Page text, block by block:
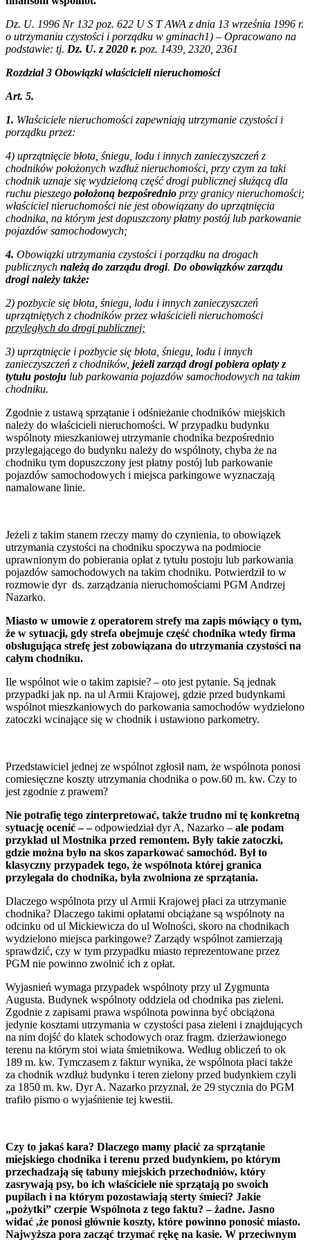
Dz. U. 1996 Nr 132 poz. 622 U S T AWA z dnia 13 września 1996 r.
o utrzymaniu czystości i porządku w gminach1) – Opracowano na
podstawie: tj. Dz. U. z 2020 r. poz. 1439, 2320, 2361
Rozdział 3 Obowiązki właścicieli nieruchomości
Art. 5.
1. Właściciele nieruchomości zapewniają utrzymanie czystości i
porządku przez:
4) uprzątnięcie błota, śniegu, lodu i innych zanieczyszczeń z
chodników położonych wzdłuż nieruchomości, przy czym za taki
chodnik uznaje się wydzieloną część drogi publicznej służącą dla
ruchu pieszego położoną bezpośrednio przy granicy nieruchomości;
właściciel nieruchomości nie jest obowiązany do uprzątnięcia
chodnika, na którym jest dopuszczony płatny postój lub parkowanie
pojazdów samochodowych;
4. Obowiązki utrzymania czystości i porządku na drogach
publicznych należą do zarządu drogi. Do obowiązków zarządu
drogi należy także:
2) pozbycie się błota, śniegu, lodu i innych zanieczyszczeń
uprzątniętych z chodników przez właścicieli nieruchomości
przyległych do drogi publicznej;
3) uprzątnięcie i pozbycie się błota, śniegu, lodu i innych
zanieczyszczeń z chodników, jeżeli zarząd drogi pobiera opłaty z
tytułu postoju lub parkowania pojazdów samochodowych na takim
chodniku.
Zgodnie z ustawą sprzątanie i odśnieżanie chodników miejskich
należy do właścicieli nieruchomości. W przypadku budynku
wspólnoty mieszkaniowej utrzymanie chodnika bezpośrednio
przylegającego do budynku należy do wspólnoty, chyba że na
chodniku tym dopuszczony jest płatny postój lub parkowanie
pojazdów samochodowych i miejsca parkingowe wyznaczają
namalowane linie.
Jeżeli z takim stanem rzeczy mamy do czynienia, to obowiązek
utrzymania czystości na chodniku spoczywa na podmiocie
uprawnionym do pobierania opłat z tytułu postoju lub parkowania
pojazdów samochodowych na takim chodniku. Potwierdził to w
rozmowie dyr ds. zarządzania nieruchomościami PGM Andrzej
Nazarko.
Miasto w umowie z operatorem strefy ma zapis mówiący o tym,
że w sytuacji, gdy strefa obejmuje część chodnika wtedy firma
obsługująca strefę jest zobowiązana do utrzymania czystości na
całym chodniku.
Ile wspólnot wie o takim zapisie? – oto jest pytanie. Są jednak
przypadki jak np. na ul Armii Krajowej, gdzie przed budynkami
wspólnot mieszkaniowych do parkowania samochodów wydzielono
zatoczki wcinające się w chodnik i ustawiono parkometry.
Przedstawiciel jednej ze wspólnot zgłosił nam, że wspólnota ponosi
comiesięczne koszty utrzymania chodnika o pow.60 m. kw. Czy to
jest zgodnie z prawem?
Nie potrafię tego zinterpretować, także trudno mi tę konkretną
sytuację ocenić – –odpowiedział dyr A, Nazarko – ale podam
przykład ul Mostnika przed remontem. Były takie zatoczki,
gdzie można było na skos zaparkować samochód. Był to
klasyczny przypadek tego, że wspólnota której granica
przylegała do chodnika, była zwolniona ze sprzątania.
Dlaczego wspólnota przy ul Armii Krajowej płaci za utrzymanie
chodnika? Dlaczego takimi opłatami obciążane są wspólnoty na
odcinku od ul Mickiewicza do ul Wolności, skoro na chodnikach
wydzielono miejsca parkingowe? Zarządy wspólnot zamierzają
sprawdzić, czy w tym przypadku miasto reprezentowane przez
PGM nie powinno zwolnić ich z opłat.
Wyjasnień wymaga przypadek wspólnoty przy ul Zygmunta
Augusta. Budynek wspólnoty oddziela od chodnika pas zieleni.
Zgodnie z zapisami prawa wspólnota powinna być obciążona
jedynie kosztami utrzymania w czystości pasa zieleni i znajdujących
na nim dojść do klatek schodowych oraz fragm. dzierżawionego
terenu na którym stoi wiata śmietnikowa. Według obliczeń to ok
189 m. kw. Tymczasem z faktur wynika, że wspólnota płaci także
za chodnik wzdłuż budynku i teren zielony przed budynkiem czyli
za 1850 m. kw. Dyr A. Nazarko przyznał, że 29 stycznia do PGM
trafiło pismo o wyjaśnienie tej kwestii.
Czy to jakaś kara? Dlaczego mamy płacić za sprzątanie
miejskiego chodnika i terenu przed budynkiem, po którym
przechadzają się tabuny miejskich przechodniów, który
zasrywają psy, bo ich właściciele nie sprzątają po swoich
pupilach i na którym pozostawiają sterty śmieci? Jakie
„pożytki” czerpie Wspólnota z tego faktu? – żadne. Jasno
widać ,że ponosi głównie koszty, które powinno ponosić miasto.
Najwyższa pora zacząć trzymać rękę na kasie. W przeciwnym